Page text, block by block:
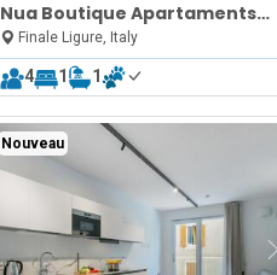
Nua Boutique Apartaments
14 Towncentre
Finale Ligure, Italy
4 1 1
Nouveau